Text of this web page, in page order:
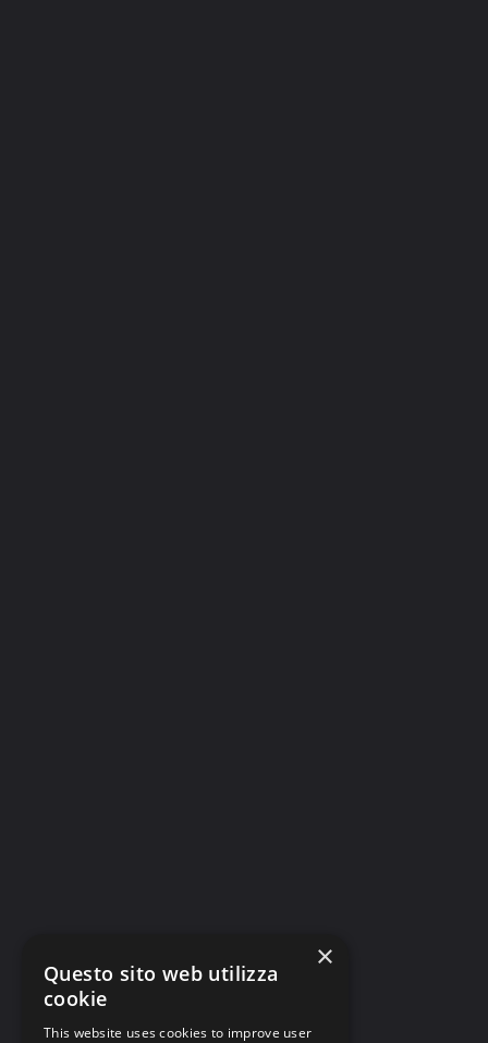
×
Questo sito web utilizza
cookie
This website uses cookies to improve user